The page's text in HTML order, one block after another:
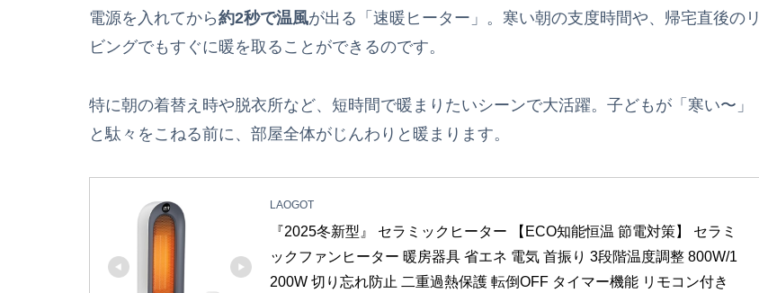
電源を入れてから約2秒で温風が出る「速暖ヒーター」。寒い朝の支度時間や、帰宅直後のリ
ビングでもすぐに暖を取ることができるのです。
特に朝の着替え時や脱衣所など、短時間で暖まりたいシーンで大活躍。子どもが「寒い〜」
と駄々をこねる前に、部屋全体がじんわりと暖まります。
LAOGOT
『2025冬新型』 セラミックヒーター 【ECO知能恒温 節電対策】 セラミ
ックファンヒーター 暖房器具 省エネ 電気 首振り 3段階温度調整 800W/1
200W 切り忘れ防止 二重過熱保護 転倒OFF タイマー機能 リモコン付き